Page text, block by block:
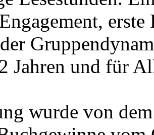
Jahren und für
wurde von